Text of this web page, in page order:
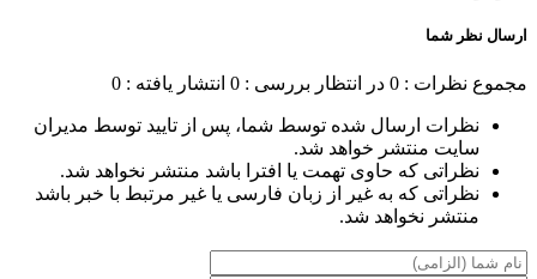
ارسال نظر شما
مجموع نظرات : 0 در انتظار بررسی : 0 انتشار یافته : 0
نظرات ارسال شده توسط شما، پس از تایید توسط مدیران
سایت منتشر خواهد شد.
نظراتی که حاوی تهمت یا افترا باشد منتشر نخواهد شد.
نظراتی که به غیر از زبان فارسی یا غیر مرتبط با خبر باشد
منتشر نخواهد شد.